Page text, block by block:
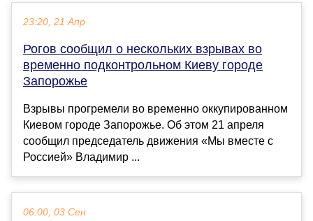
23:20, 21 Апр
Рогов сообщил о нескольких взрывах во
временно подконтрольном Киеву городе
Запорожье
Взрывы прогремели во временно оккупированном
Киевом городе Запорожье. Об этом 21 апреля
сообщил председатель движения «Мы вместе с
Россией» Владимир ...
06:00, 03 Сен